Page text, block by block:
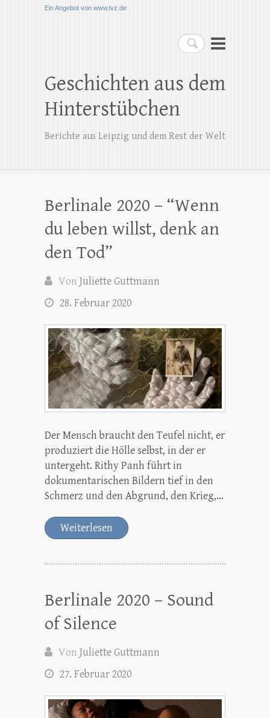
Ein Angebot von www.lvz.de
Suchen
Geschichten aus dem
Hinterstübchen
Berichte aus Leipzig und dem Rest der Welt
Berlinale 2020 – “Wenn
du leben willst, denk an
den Tod”
Von Juliette Guttmann
28. Februar 2020
Der Mensch braucht den Teufel nicht, er
produziert die Hölle selbst, in der er
untergeht. Rithy Panh führt in
dokumentarischen Bildern tief in den
Schmerz und den Abgrund, den Krieg,…
Weiterlesen
Berlinale 2020 – Sound
of Silence
Von Juliette Guttmann
27. Februar 2020